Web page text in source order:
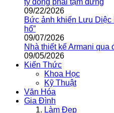
tỷ đồng phải tạm dừng
09/22/2026
Bức ảnh khiến Lưu Diệc
hổ”
09/07/2026
Nhà thiết kế Armani qua
09/05/2026
Kiến Thức
Khoa Học
Kỹ Thuật
Văn Hóa
Gia Đình
Làm Đẹp